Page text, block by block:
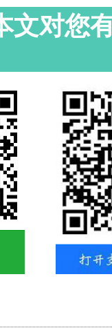
文对您